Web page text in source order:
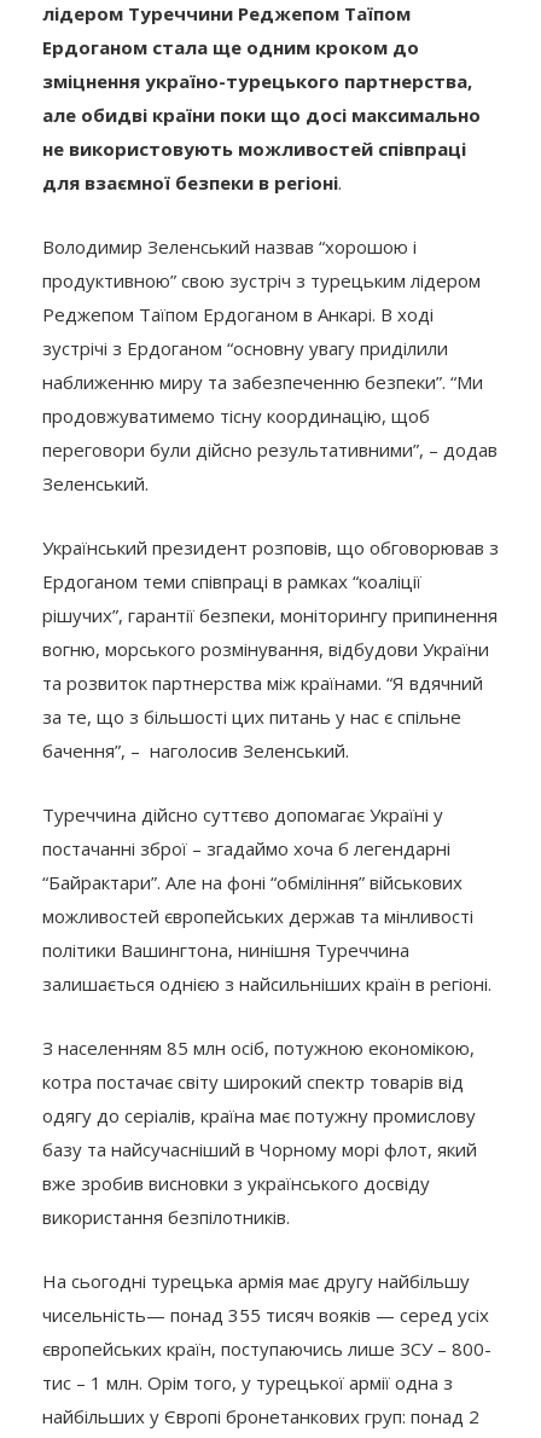
лідером Туреччини Реджепом Таїпом
Ердоганом стала ще одним кроком до
зміцнення україно-турецького партнерства,
але обидві країни поки що досі максимально
не використовують можливостей співпраці
для взаємної безпеки в регіоні.
Володимир Зеленський назвав “хорошою і
продуктивною” свою зустріч з турецьким лідером
Реджепом Таїпом Ердоганом в Анкарі. В ході
зустрічі з Ердоганом “основну увагу приділили
наближенню миру та забезпеченню безпеки”. “Ми
продовжуватимемо тісну координацію, щоб
переговори були дійсно результативними”, – додав
Зеленський.
Український президент розповів, що обговорював з
Ердоганом теми співпраці в рамках “коаліції
рішучих”, гарантії безпеки, моніторингу припинення
вогню, морського розмінування, відбудови України
та розвиток партнерства між країнами. “Я вдячний
за те, що з більшості цих питань у нас є спільне
бачення”, – наголосив Зеленський.
Туреччина дійсно суттєво допомагає Україні у
постачанні зброї – згадаймо хоча б легендарні
“Байрактари”. Але на фоні “обміління” військових
можливостей європейських держав та мінливості
політики Вашингтона, нинішня Туреччина
залишається однією з найсильніших країн в регіоні.
З населенням 85 млн осіб, потужною економікою,
котра постачає світу широкий спектр товарів від
одягу до серіалів, країна має потужну промислову
базу та найсучасніший в Чорному морі флот, який
вже зробив висновки з українського досвіду
використання безпілотників.
На сьогодні турецька армія має другу найбільшу
чисельність— понад 355 тисяч вояків — серед усіх
європейських країн, поступаючись лише ЗСУ – 800-
тис – 1 млн. Орім того, у турецької армії одна з
найбільших у Європі бронетанкових груп: понад 2